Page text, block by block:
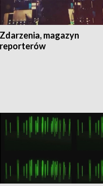
Zdarzenia, magazyn
reporterów